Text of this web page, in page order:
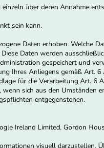
über deren Annahme
sein kann.
Daten erhoben. Welche
Daten werden
gespeichert und
Ihres Anliegens gemäß Art.
für die Verarbeitung Art. 6
sich aus den Umständen
entgegenstehen.
Ireland Limited, Gordon
visuell darzustellen.